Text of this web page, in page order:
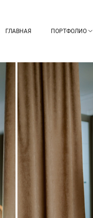
ГЛАВНАЯ ПОРТФОЛИО